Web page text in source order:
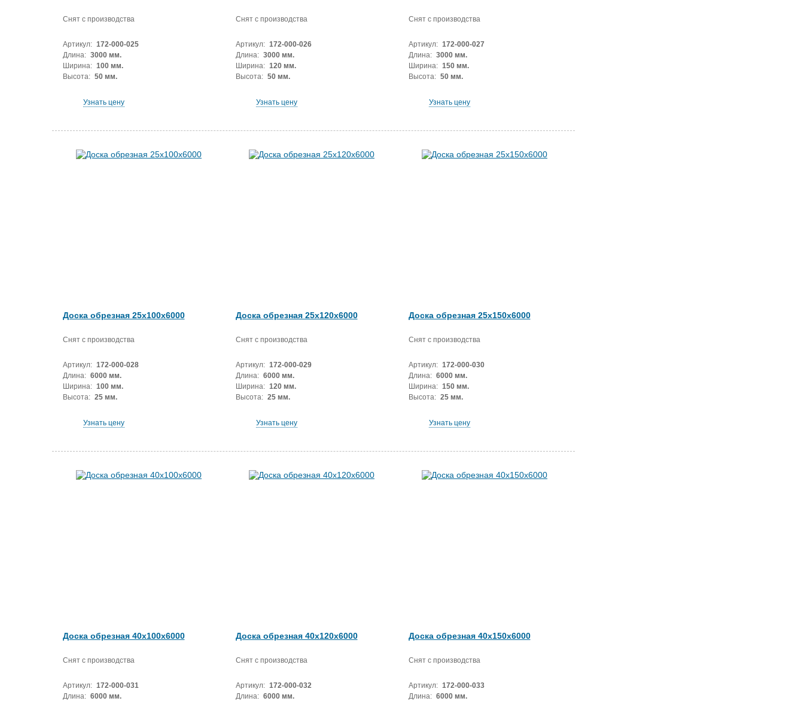
Снят с производства
Артикул: 172-000-025
Длина: 3000 мм.
Ширина: 100 мм.
Высота: 50 мм.
Узнать цену
Снят с производства
Артикул: 172-000-026
Длина: 3000 мм.
Ширина: 120 мм.
Высота: 50 мм.
Узнать цену
Снят с производства
Артикул: 172-000-027
Длина: 3000 мм.
Ширина: 150 мм.
Высота: 50 мм.
Узнать цену
Доска обрезная 25x100x6000
Снят с производства
Артикул: 172-000-028
Длина: 6000 мм.
Ширина: 100 мм.
Высота: 25 мм.
Узнать цену
Доска обрезная 25x120x6000
Снят с производства
Артикул: 172-000-029
Длина: 6000 мм.
Ширина: 120 мм.
Высота: 25 мм.
Узнать цену
Доска обрезная 25x150x6000
Снят с производства
Артикул: 172-000-030
Длина: 6000 мм.
Ширина: 150 мм.
Высота: 25 мм.
Узнать цену
Доска обрезная 40x100x6000
Снят с производства
Артикул: 172-000-031
Длина: 6000 мм.
Доска обрезная 40x120x6000
Снят с производства
Артикул: 172-000-032
Длина: 6000 мм.
Доска обрезная 40x150x6000
Снят с производства
Артикул: 172-000-033
Длина: 6000 мм.